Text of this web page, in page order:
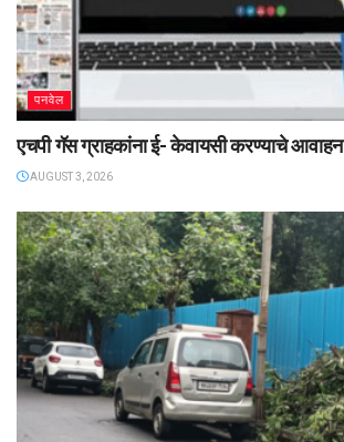
पनवेल
एचपी गॅस ग्राहकांना ई- केवायसी करण्याचे आवाहन
AUGUST 3, 2026